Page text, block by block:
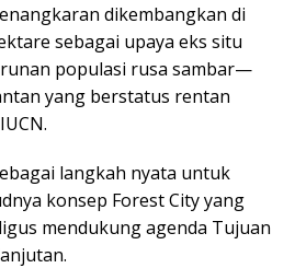
dikembangkan di
sebagai upaya eks situ
populasi rusa sambar—
yang berstatus rentan
langkah nyata untuk
konsep Forest City yang
mendukung agenda Tujuan